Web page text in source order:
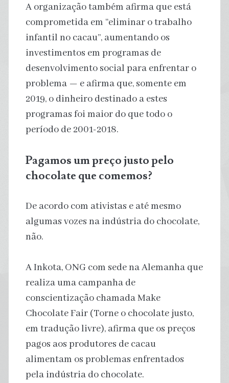
A organização também afirma que está
comprometida em “eliminar o trabalho
infantil no cacau”, aumentando os
investimentos em programas de
desenvolvimento social para enfrentar o
problema — e afirma que, somente em
2019, o dinheiro destinado a estes
programas foi maior do que todo o
período de 2001-2018.
Pagamos um preço justo pelo
chocolate que comemos?
De acordo com ativistas e até mesmo
algumas vozes na indústria do chocolate,
não.
A Inkota, ONG com sede na Alemanha que
realiza uma campanha de
conscientização chamada Make
Chocolate Fair (Torne o chocolate justo,
em tradução livre), afirma que os preços
pagos aos produtores de cacau
alimentam os problemas enfrentados
pela indústria do chocolate.